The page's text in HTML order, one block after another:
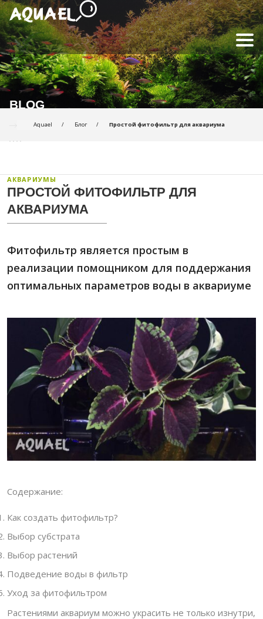
BLOG
Aquael Блог Простой фитофильтр для аквариума
АКВАРИУМЫ
ПРОСТОЙ ФИТОФИЛЬТР ДЛЯ
АКВАРИУМА
Фитофильтр является простым в
реализации помощником для поддержания
оптимальных параметров воды в аквариуме
Содержание:
Как создать фитофильтр?
Выбор субстрата
Выбор растений
Подведение воды в фильтр
Уход за фитофильтром
Растениями аквариум можно украсить не только изнутри,